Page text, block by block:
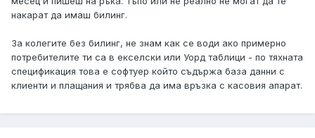
накарат да имаш билинг.
За колегите без билинг, не знам как се води ако примерно
потребителите ти са в екселски или Уорд таблици - по тяхната
спецификация това е софтуер който съдържа база данни с
клиенти и плащания и трябва да има връзка с касовия апарат.